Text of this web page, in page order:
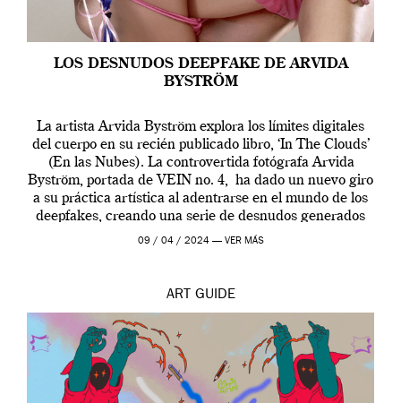
LOS DESNUDOS DEEPFAKE DE ARVIDA
BYSTRÖM
La artista Arvida Byström explora los límites digitales
del cuerpo en su recién publicado libro, ‘In The Clouds’
(En las Nubes). La controvertida fotógrafa Arvida
Byström, portada de VEIN no. 4, ha dado un nuevo giro
a su práctica artística al adentrarse en el mundo de los
deepfakes, creando una serie de desnudos generados
por […]
09 / 04 / 2024 — VER MÁS
ART GUIDE